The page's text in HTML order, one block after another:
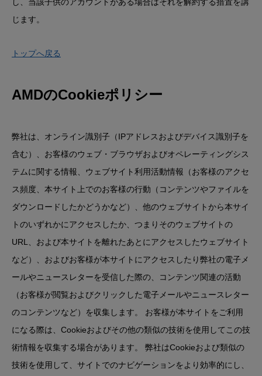
じます。
トップへ戻る
AMDのCookieポリシー
弊社は、オンライン識別子（IPアドレスおよびデバイス識別子を
含む）、お客様のウェブ・ブラウザおよびオペレーティングシス
テムに関する情報、ウェブサイト利用活動情報（お客様のアクセ
ス頻度、本サイト上でのお客様の行動（コンテンツやファイルを
ダウンロードしたかどうかなど）、他のウェブサイトから本サイ
トのいずれかにアクセスしたか、つまりそのウェブサイトの
URL、および本サイトを離れたあとにアクセスしたウェブサイト
など）、およびお客様が本サイトにアクセスしたり弊社の電子メ
ールやニュースレターを受信した際の、コンテンツ関連の活動
（お客様が閲覧およびクリックした電子メールやニュースレター
のコンテンツなど）を収集します。 お客様が本サイトをご利用
になる際は、Cookieおよびその他の類似の技術を使用してこの技
術情報を収集する場合があります。 弊社はCookieおよび類似の
技術を使用して、サイトでのナビゲーションをより効率的にし、